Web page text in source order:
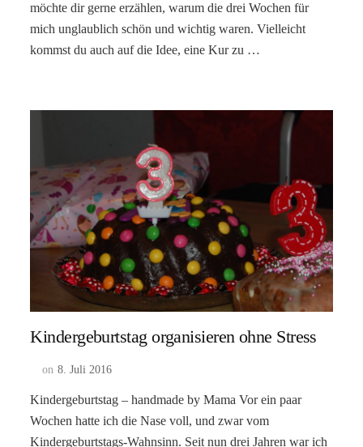
möchte dir gerne erzählen, warum die drei Wochen für
mich unglaublich schön und wichtig waren. Vielleicht
kommst du auch auf die Idee, eine Kur zu …
Kindergeburtstag organisieren ohne Stress
on 8. Juli 2016
Kindergeburtstag – handmade by Mama Vor ein paar
Wochen hatte ich die Nase voll, und zwar vom
Kindergeburtstags-Wahnsinn. Seit nun drei Jahren war ich